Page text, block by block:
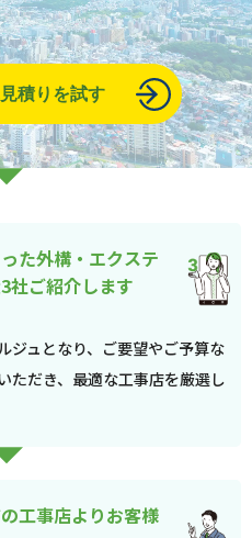
積りを試す
た外構・エクステ
社ご紹介します
ジュとなり、ご要望やご予算な
ただき、最適な工事店を厳選し
工事店よりお客様